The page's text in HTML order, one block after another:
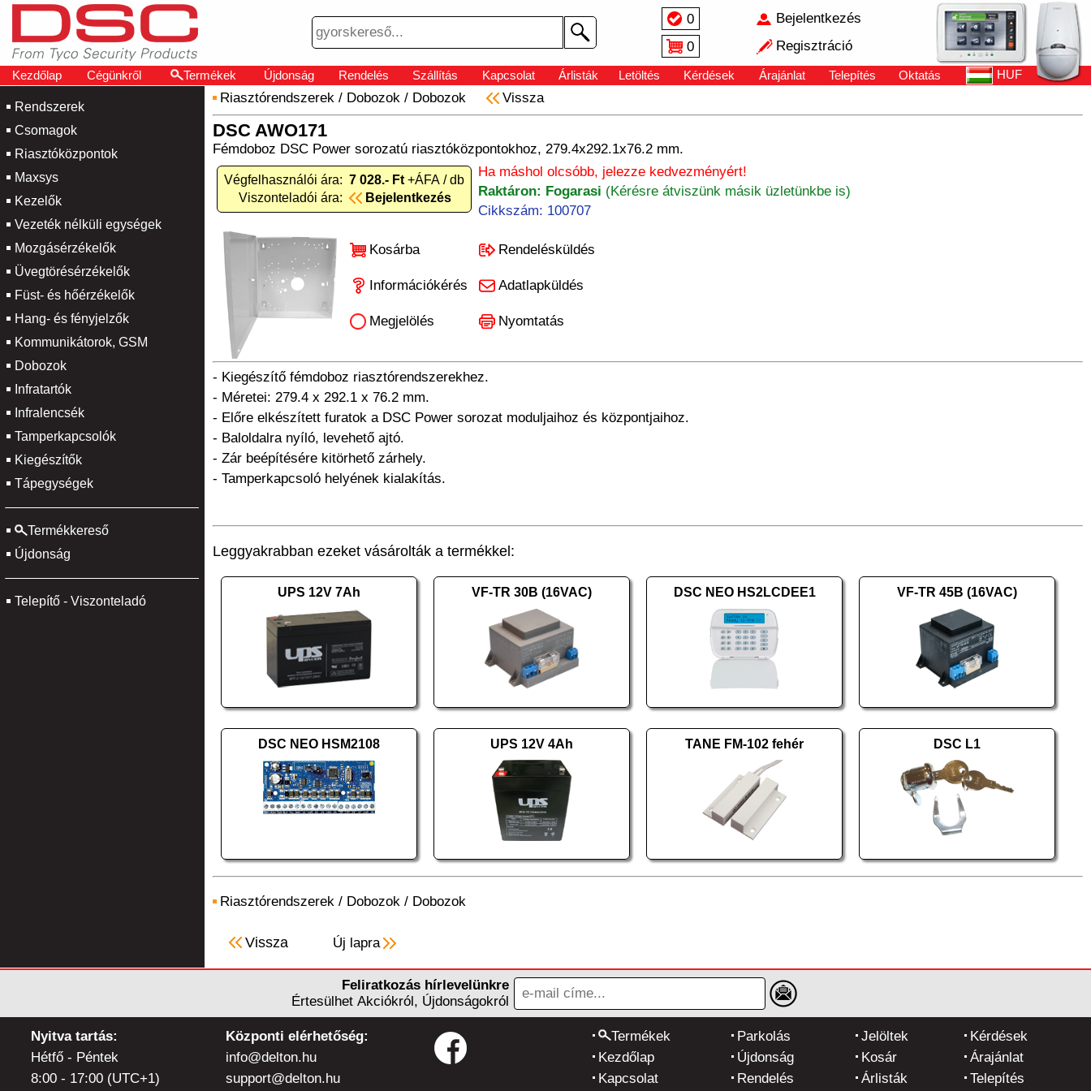
0
0
Bejelentkezés
Regisztráció
Kezdőlap Cégünkről Termékek Újdonság Rendelés Szállítás Kapcsolat Árlisták Letöltés Kérdések Árajánlat Telepítés Oktatás HUF
Rendszerek
Csomagok
Riasztóközpontok
Maxsys
Kezelők
Vezeték nélküli egységek
Mozgásérzékelők
Üvegtörésérzékelők
Füst- és hőérzékelők
Hang- és fényjelzők
Kommunikátorok, GSM
Dobozok
Infratartók
Infralencsék
Tamperkapcsolók
Kiegészítők
Tápegységek
Termékkereső
Újdonság
Telepítő - Viszonteladó
Riasztórendszerek / Dobozok / Dobozok Vissza
DSC AWO171
Fémdoboz DSC Power sorozatú riasztóközpontokhoz, 279.4x292.1x76.2 mm.
Végfelhasználói ára: 7 028.- Ft +ÁFA / db
Viszonteladói ára:
Bejelentkezés
Ha máshol olcsóbb, jelezze kedvezményért!
Raktáron: Fogarasi (Kérésre átviszünk másik üzletünkbe is)
Cikkszám: 100707
Kosárba Rendelésküldés
Információkérés Adatlapküldés
Megjelölés Nyomtatás
- Kiegészítő fémdoboz riasztórendszerekhez.
- Méretei: 279.4 x 292.1 x 76.2 mm.
- Előre elkészített furatok a DSC Power sorozat moduljaihoz és központjaihoz.
- Baloldalra nyíló, levehető ajtó.
- Zár beépítésére kitörhető zárhely.
- Tamperkapcsoló helyének kialakítás.
Leggyakrabban ezeket vásárolták a termékkel:
UPS 12V 7Ah VF-TR 30B (16VAC) DSC NEO HS2LCDEE1 VF-TR 45B (16VAC)
DSC NEO HSM2108 UPS 12V 4Ah TANE FM-102 fehér DSC L1
Riasztórendszerek / Dobozok / Dobozok
Vissza Új lapra
Feliratkozás hírlevelünkre
Értesülhet Akciókról, Újdonságokról
Nyitva tartás:
Hétfő - Péntek
8:00 - 17:00 (UTC+1)
Központi elérhetőség:
info@delton.hu
support@delton.hu
Termékek
Kezdőlap
Kapcsolat
Parkolás
Újdonság
Rendelés
Jelöltek
Kosár
Árlisták
Kérdések
Árajánlat
Telepítés